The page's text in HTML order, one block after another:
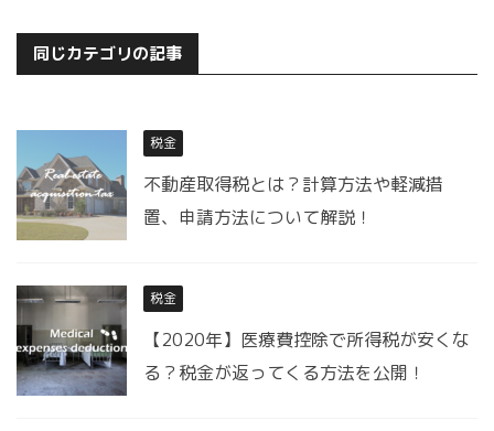
同じカテゴリの記事
税金
不動産取得税とは？計算方法や軽減措
置、申請方法について解説！
税金
【2020年】医療費控除で所得税が安くな
る？税金が返ってくる方法を公開！